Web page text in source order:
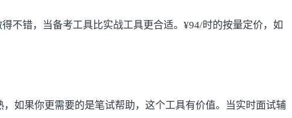
不错，当备考工具比实战工具更合适。¥94/时的按量定价，如
如果你更需要的是笔试帮助，这个工具有价值。当实时面试辅